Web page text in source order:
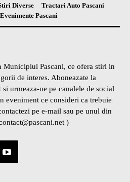
Diverse
Tractari Auto Pascani
Pascani
Pascani, ce ofera stiri in
de interes. Aboneazate la
urmeaza-ne pe canalele de social
eveniment ce consideri ca trebuie
pe e-mail sau pe unul din
)